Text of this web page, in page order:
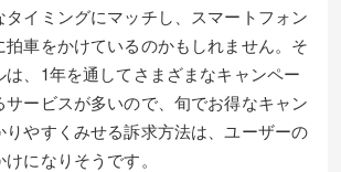
タイミングにマッチし、スマートフォン
車をかけているのかもしれません。そ
は、1年を通してさまざまなキャンペー
サービスが多いので、旬でお得なキャン
りやすくみせる訴求方法は、ユーザーの
になりそうです。